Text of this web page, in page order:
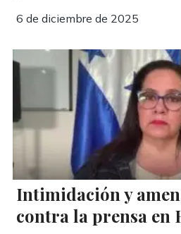
6 de diciembre de 2025
Intimidación y
contra la prensa en